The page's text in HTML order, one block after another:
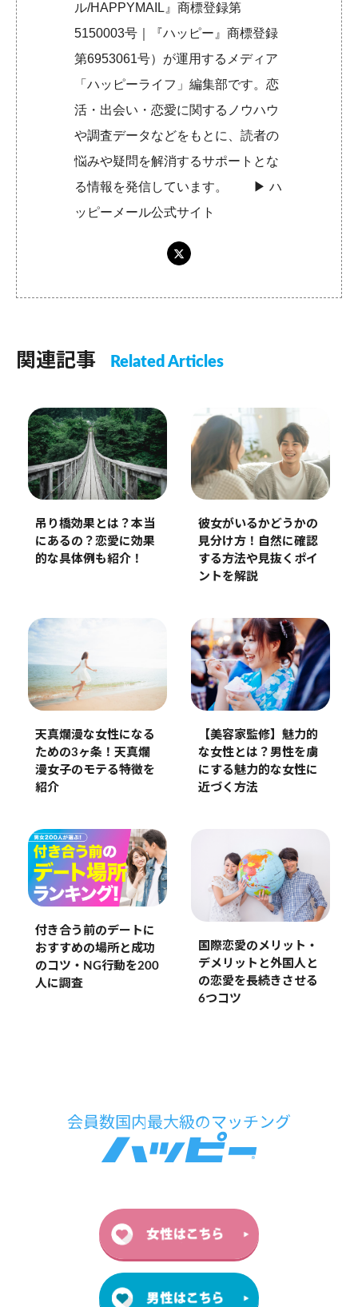
ル/HAPPYMAIL』商標登録第
5150003号｜『ハッピー』商標登録
第6953061号）が運用するメディア
「ハッピーライフ」編集部です。恋
活・出会い・恋愛に関するノウハウ
や調査データなどをもとに、読者の
悩みや疑問を解消するサポートとな
る情報を発信しています。 ▶︎ハ
ッピーメール公式サイト
関連記事 Related Articles
吊り橋効果とは？本当
にあるの？恋愛に効果
的な具体例も紹介！
彼女がいるかどうかの
見分け方！自然に確認
する方法や見抜くポイ
ントを解説
天真爛漫な女性になる
ための3ヶ条！天真爛
漫女子のモテる特徴を
紹介
【美容家監修】魅力的
な女性とは？男性を虜
にする魅力的な女性に
近づく方法
付き合う前のデートに
おすすめの場所と成功
のコツ・NG行動を200
人に調査
国際恋愛のメリット・
デメリットと外国人と
の恋愛を長続きさせる
6つコツ